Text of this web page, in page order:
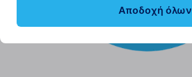
Αποδοχή όλων